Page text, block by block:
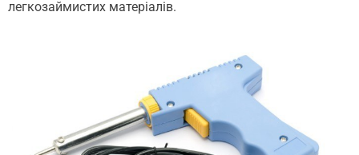
легкозаймистих матеріалів.